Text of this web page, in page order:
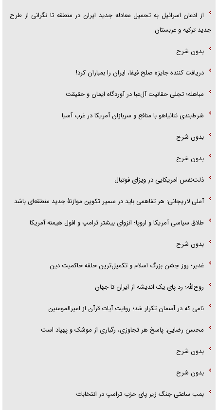
از اذعان اسرائیل به تحمیل معادله جدید ایران در منطقه تا نگرانی از طرح
جدید ترکیه و عربستان
بدون شرح
دریافت کننده جایزه صلح فیفا، ایران را بمباران کرد!
مباهله؛ تجلی حقانیت آل‌عبا در آوردگاه ایمان و حقیقت
شرط‌بندی نتانیاهو با منافع و سربازان آمریکا در غرب آسیا
بدون شرح
بدون شرح
ذلت‌نفس امریکایی در ویزای فوتبال
آملی لاریجانی: هر تفاهمی باید در مسیر تکوین موازنۀ جدید منطقه‌ای باشد
طلاق سیاسی آمریکا و اروپا؛ انزوای بیشتر ترامپ و افول هیمنه آمریکا
بدون شرح
غدیر؛ روز جشن بزرگ اسلام و تکمیل‌ترین حلقه حاکمیت دین
روح‌الله؛ رد پای یک اندیشه از ایران تا جهان
نامی که در آسمان تکرار شد؛ روایت آیات قرآن از امیرالمومنین
محسن رضایی: پاسخ هر تجاوزی، رگباری از موشک و پهپاد است
بدون شرح
بدون شرح
بمب ساعتی جنگ زیر پای حزب ترام‍پ در انتخابات